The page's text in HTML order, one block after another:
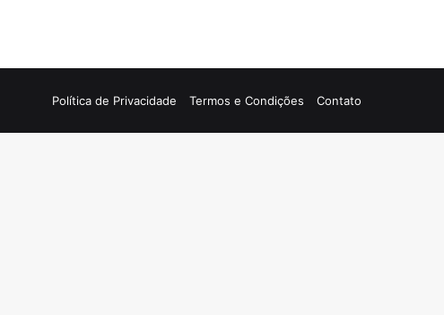
Política de Privacidade Termos e Condições Contato